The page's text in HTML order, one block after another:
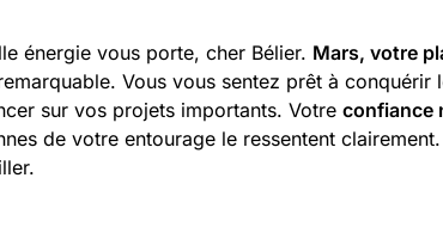
énergie vous porte, cher Bélier. Mars, votre
Vous vous sentez prêt à conquérir
sur vos projets importants. Votre confiance
de votre entourage le ressentent